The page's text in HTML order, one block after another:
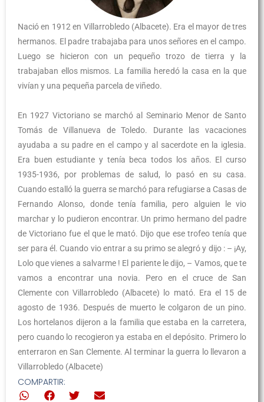
Nació en 1912 en Villarrobledo (Albacete). Era el mayor de tres
hermanos. El padre trabajaba para unos señores en el campo.
Luego se hicieron con un pequeño trozo de tierra y la
trabajaban ellos mismos. La familia heredó la casa en la que
vivían y una pequeña parcela de viñedo.
En 1927 Victoriano se marchó al Seminario Menor de Santo
Tomás de Villanueva de Toledo. Durante las vacaciones
ayudaba a su padre en el campo y al sacerdote en la iglesia.
Era buen estudiante y tenía beca todos los años. El curso
1935-1936, por problemas de salud, lo pasó en su casa.
Cuando estalló la guerra se marchó para refugiarse a Casas de
Fernando Alonso, donde tenía familia, pero alguien le vio
marchar y lo pudieron encontrar. Un primo hermano del padre
de Victoriano fue el que le mató. Dijo que ese trofeo tenía que
ser para él. Cuando vio entrar a su primo se alegró y dijo : – ¡Ay,
Lolo que vienes a salvarme ! El pariente le dijo, – Vamos, que te
vamos a encontrar una novia. Pero en el cruce de San
Clemente con Villarrobledo (Albacete) lo mató. Era el 15 de
agosto de 1936. Después de muerto le colgaron de un pino.
Los hortelanos dijeron a la familia que estaba en la carretera,
pero cuando lo recogieron ya estaba en el depósito. Primero lo
enterraron en San Clemente. Al terminar la guerra lo llevaron a
Villarrobledo (Albacete)
COMPARTIR: